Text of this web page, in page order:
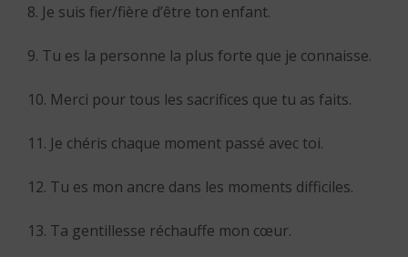
8. Je suis fier/fière d’être ton enfant.
9. Tu es la personne la plus forte que je connaisse.
10. Merci pour tous les sacrifices que tu as faits.
11. Je chéris chaque moment passé avec toi.
12. Tu es mon ancre dans les moments difficiles.
13. Ta gentillesse réchauffe mon cœur.